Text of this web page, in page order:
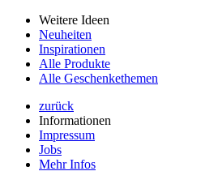
Weitere Ideen
Neuheiten
Inspirationen
Alle Produkte
Alle Geschenkethemen
zurück
Informationen
Impressum
Jobs
Mehr Infos